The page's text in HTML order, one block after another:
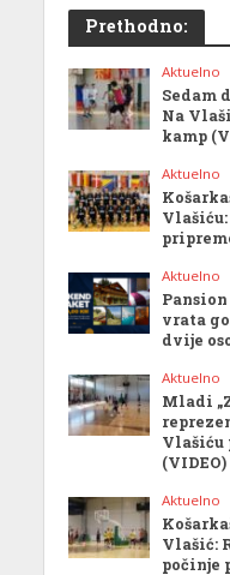
Prethodno:
Aktuelno
Sedam
Na
kamp
Aktuelno
Aktuelno
vrata
dvije
Aktuelno
Mladi
Vlašiću
(VIDEO)
Aktuelno
Vlašić:
počinje